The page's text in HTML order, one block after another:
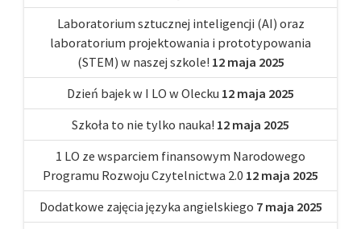
Laboratorium sztucznej inteligencji (AI) oraz
laboratorium projektowania i prototypowania
(STEM) w naszej szkole! 12 maja 2025
Dzień bajek w I LO w Olecku 12 maja 2025
Szkoła to nie tylko nauka! 12 maja 2025
1 LO ze wsparciem finansowym Narodowego
Programu Rozwoju Czytelnictwa 2.0 12 maja 2025
Dodatkowe zajęcia języka angielskiego 7 maja 2025